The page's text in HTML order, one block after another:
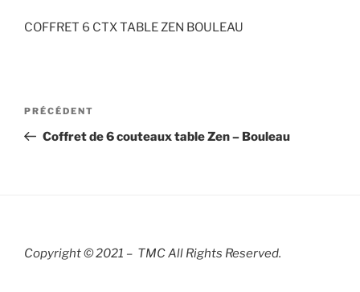
COFFRET 6 CTX TABLE ZEN BOULEAU
Navigation
l’article
Article
précédent
PRÉCÉDENT
Coffret de 6 couteaux table Zen – Bouleau
Copyright © 2021 – TMC All Rights Reserved.